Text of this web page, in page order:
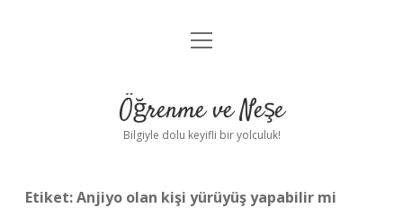
Anasayfa
Yasal Uyarı
menüyü
Öğrenme ve Neşe
Bilgiyle dolu keyifli bir yolculuk!
Etiket:Anjiyo olan kişi yürüyüş yapabilir mi